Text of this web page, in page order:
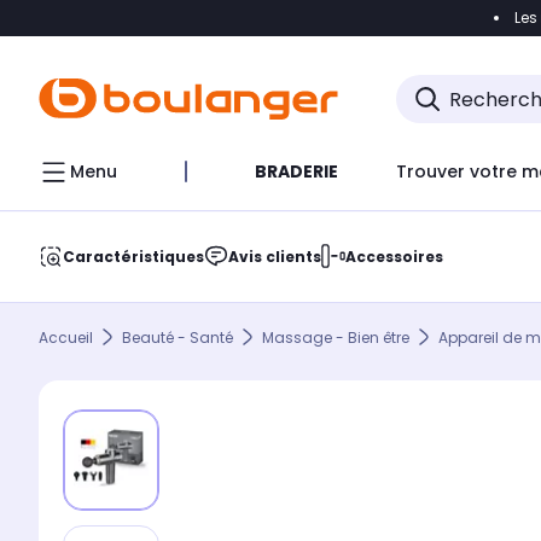
Accéder
Menu BRADERIE Trouver votre
Caractéristiques Avis clients Accessoires
Accueil Beauté - Santé Massage - Bien être Appareil de